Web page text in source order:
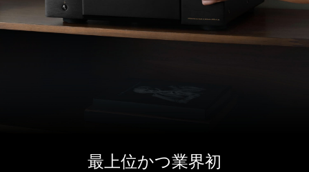
最上位かつ業界初